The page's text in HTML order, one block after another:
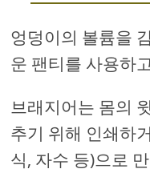
엉덩이의 볼륨을
운 팬티를 사용하
브래지어는 몸의
추기 위해 인쇄하
식, 자수 등)으로